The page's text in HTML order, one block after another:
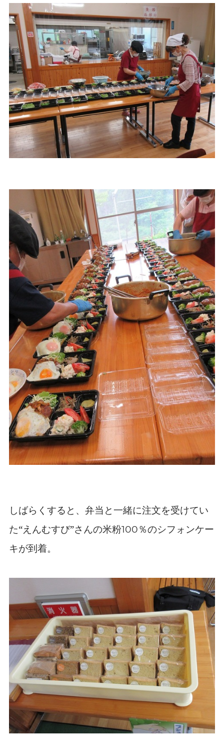
しばらくすると、弁当と一緒に注文を受けてい
た“えんむすび”さんの米粉100％のシフォンケー
キが到着。